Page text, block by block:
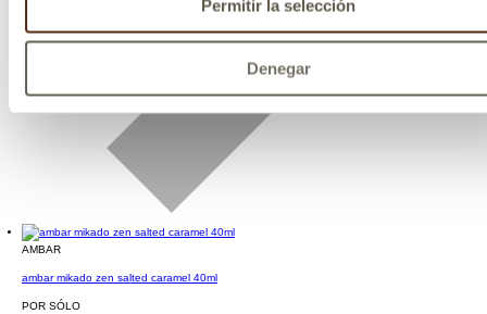
Permitir la selección
Denegar
AMBAR
ambar mikado zen salted caramel 40ml
POR SÓLO